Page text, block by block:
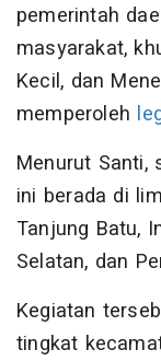
pemerintah
masyarakat,
Kecil, dan
memperoleh
Menurut Santi,
ini berada di
Tanjung Batu,
Selatan, dan
Kegiatan
tingkat